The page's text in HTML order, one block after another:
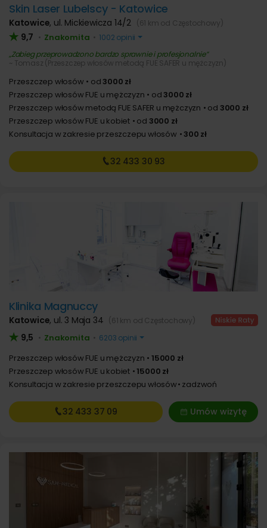
Skin Laser Lubelscy - Katowice
Katowice, ul. Mickiewicza 14/2 (61 km od Częstochowy)
9,7 • Znakomita • 1002 opinii
Zabieg przeprowadzono bardzo sprawnie i profesjonalnie
~ Tomasz (Przeszczep włosów metodą FUE SAFER u mężczyzn)
Przeszczep włosów od 3000 zł
Przeszczep włosów FUE u mężczyzn
od 3000 zł
Przeszczep włosów metodą FUE SAFER u mężczyzn
od 3000 zł
Przeszczep włosów FUE u kobiet
od 3000 zł
Konsultacja w zakresie przeszczepu włosów
300 zł
32 433 30 93
Klinika Magnuccy
Katowice, ul. 3 Maja 34 (61 km od Częstochowy)
9,5 • Znakomita • 6203 opinii
Przeszczep włosów FUE u mężczyzn
15000 zł
Przeszczep włosów FUE u kobiet
15000 zł
Konsultacja w zakresie przeszczepu włosów zadzwoń
Umów wizytę
32 433 37 09